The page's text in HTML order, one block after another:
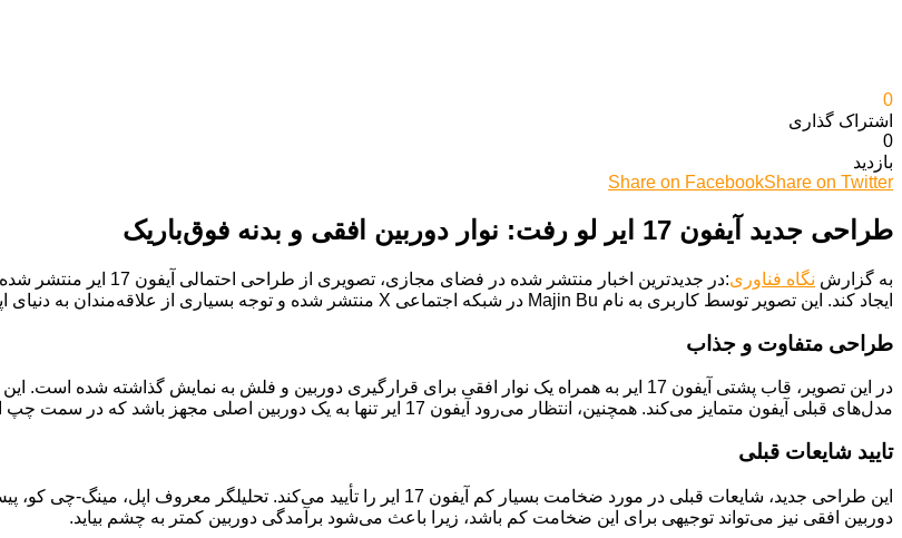
0
اشتراک گذاری‌
0
بازدید
Share on FacebookShare on Twitter
طراحی جدید آیفون 17 ایر لو رفت: نوار دوربین افقی و بدنه فوق‌باریک
به گزارش نگاه فناوری
:در جدیدترین اخبار
ایجاد کند. این تصویر توسط کاربری به نام Majin Bu در شبکه اجتماعی X منتشر شده و توجه بسیاری از علاقه‌مندان به دنیای اپل را به خود جلب کرده است.
طراحی متفاوت و جذاب
در این تصویر، قاب پشتی آیفون 17 ایر به همراه یک نوار افقی برای قرارگیری دوربین و فلش به نمایش
مدل‌های قبلی آیفون متمایز می‌کند. همچنین، انتظار می‌رود آیفون 17 ایر تنها به یک دوربین اصلی مجهز باشد که در سمت چپ این نوار قرار می‌گیرد.
تایید شایعات قبلی
دوربین افقی نیز می‌تواند توجیهی برای این ضخامت کم باشد، زیرا باعث می‌شود برآمدگی دوربین کمتر به چشم بیاید.